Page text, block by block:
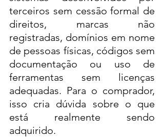
terceiros sem cessão formal de
direitos, marcas não
registradas, domínios em nome
de pessoas físicas, códigos sem
documentação ou uso de
ferramentas sem licenças
adequadas. Para o comprador,
isso cria dúvida sobre o que
está realmente sendo
adquirido.